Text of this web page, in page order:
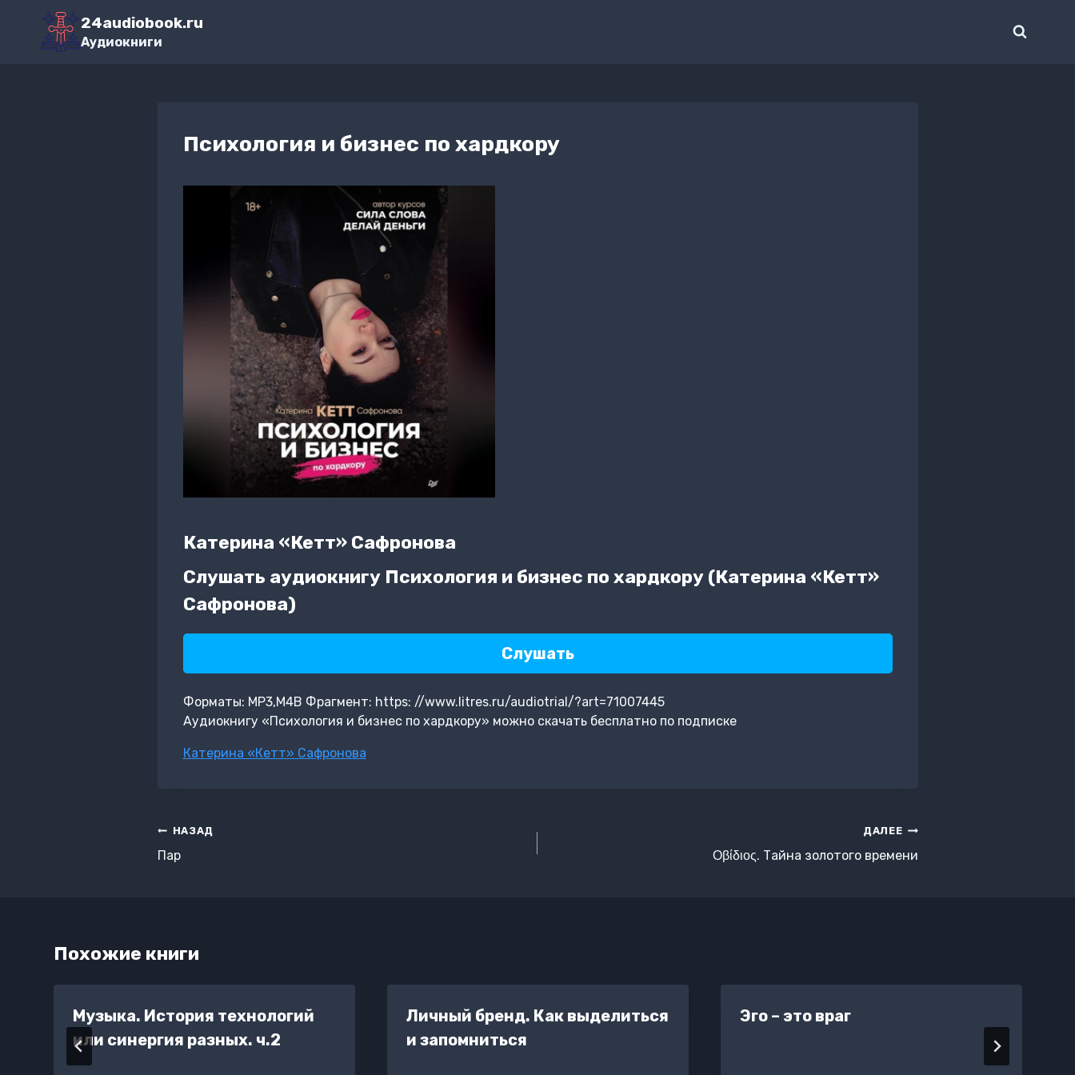
Перейти
содержимому
24audiobook.ru
Аудиокниги
Психология и бизнес по хардкору
Катерина «Кетт» Сафронова
Слушать аудиокнигу Психология и бизнес по хардкору (Катерина «Кетт»
Сафронова)
Слушать
Форматы: MP3,M4B Фрагмент: https: //www.litres.ru/audiotrial/?art=71007445
Аудиокнигу «Психология и бизнес по хардкору» можно скачать бесплатно по подписке
Метки
Катерина «Кетт» Сафронова
Навигация
по
НАЗАД
Пар
ДАЛЕЕ
Οβίδιος. Тайна золотого времени
Похожие книги
Музыка. История технологий
или синергия разных. ч.2
Личный бренд. Как выделиться
и запомниться
Эго – это враг